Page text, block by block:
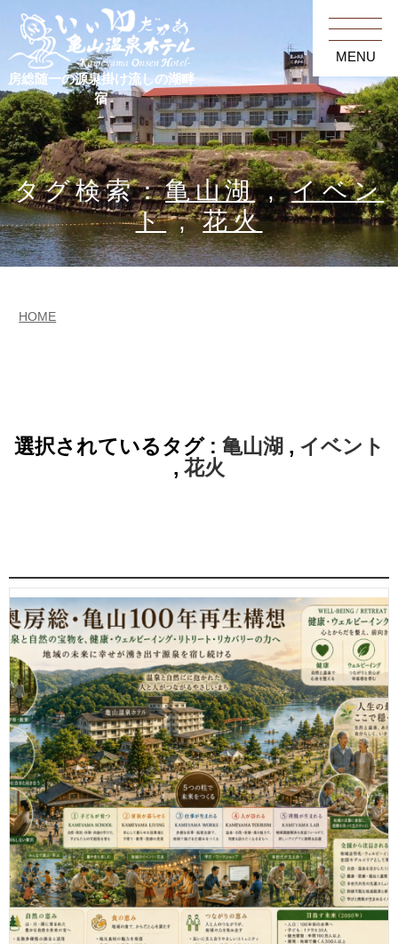
房総随一の源泉掛け流しの湖畔
宿
MENU
タグ検索：亀山湖,イベン
ト,花火
HOME
選択されているタグ : 亀山湖 , イベント
, 花火